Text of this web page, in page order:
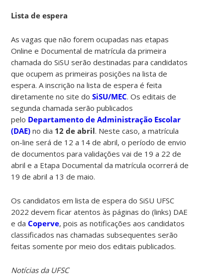
Lista de espera
As vagas que não forem ocupadas nas etapas
Online e Documental de matrícula da primeira
chamada do SiSU serão destinadas para candidatos
que ocupem as primeiras posições na lista de
espera. A inscrição na lista de espera é feita
diretamente no site doSiSU/MEC. Os editais de
segunda chamada serão publicados
pelo Departamento de Administração Escolar
(DAE) no dia 12 de abril. Neste caso, a matrícula
on-line será de 12 a 14 de abril, o período de envio
de documentos para validações vai de 19 a 22 de
abril e a Etapa Documental da matrícula ocorrerá de
19 de abril a 13 de maio.
Os candidatos em lista de espera do SiSU UFSC
2022 devem ficar atentos às páginas do (links) DAE
e daCoperve, pois as notificações aos candidatos
classificados nas chamadas subsequentes serão
feitas somente por meio dos editais publicados.
Notícias da UFSC